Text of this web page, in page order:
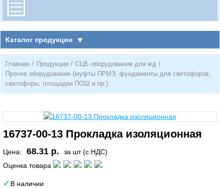
Каталог продукции
Главная / Продукция / СЦБ оборудование для жд /
Прочее оборудование (муфты ПРМЗ, фундаменты для светофоров,
светофоры, площадки ПОШ и пр.)
16737-00-13 Прокладка изоляционная
Цена: 68.31 р.
за шт (с НДС)
Оценка товара
В наличии